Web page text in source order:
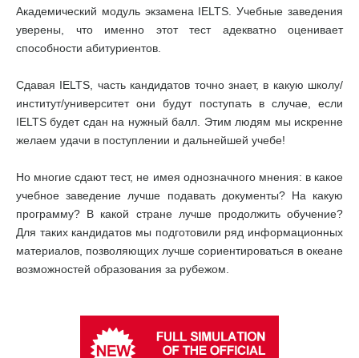
Академический модуль экзамена IELTS. Учебные заведения
уверены, что именно этот тест адекватно оценивает
способности абитуриентов.
Сдавая IELTS, часть кандидатов точно знает, в какую школу/
институт/университет они будут поступать в случае, если
IELTS будет сдан на нужный балл. Этим людям мы искренне
желаем удачи в поступлении и дальнейшей учебе!
Но многие сдают тест, не имея однозначного мнения: в какое
учебное заведение лучше подавать документы? На какую
программу? В какой стране лучше продолжить обучение?
Для таких кандидатов мы подготовили ряд информационных
материалов, позволяющих лучше сориентироваться в океане
возможностей образования за рубежом.